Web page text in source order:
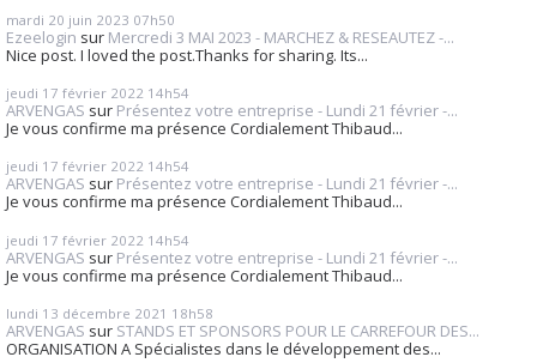
mardi 20 juin 2023 07h50
Ezeelogin sur Mercredi 3 MAI 2023 - MARCHEZ & RESEAUTEZ -...
Nice post. I loved the post.Thanks for sharing. Its...
jeudi 17 février 2022 14h54
ARVENGAS sur Présentez votre entreprise - Lundi 21 février -...
Je vous confirme ma présence Cordialement Thibaud...
jeudi 17 février 2022 14h54
ARVENGAS sur Présentez votre entreprise - Lundi 21 février -...
Je vous confirme ma présence Cordialement Thibaud...
jeudi 17 février 2022 14h54
ARVENGAS sur Présentez votre entreprise - Lundi 21 février -...
Je vous confirme ma présence Cordialement Thibaud...
lundi 13 décembre 2021 18h58
ARVENGAS sur STANDS ET SPONSORS POUR LE CARREFOUR DES...
ORGANISATION A Spécialistes dans le développement des...